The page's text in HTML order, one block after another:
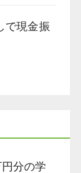
で現金振
分の学